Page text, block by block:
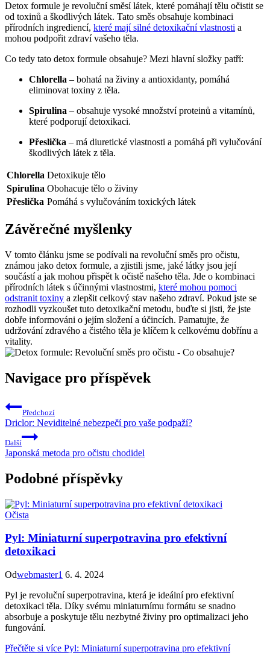
Detox formule je revoluční směsí látek, které pomáhají tělu očistit se
od toxinů a škodlivých látek. Tato směs obsahuje kombinaci
přírodních ingrediencí, které mají silné detoxikační vlastnosti a
mohou podpořit zdraví vašeho těla.
Co tedy tato detox formule obsahuje? Mezi hlavní složky patří:
Chlorella – bohatá na živiny a antioxidanty, pomáhá
eliminovat toxiny z těla.
Spirulina – obsahuje vysoké množství proteinů a vitamínů,
které podporují detoxikaci.
Přeslička – má diuretické vlastnosti a pomáhá při vylučování
škodlivých látek z těla.
Chlorella Detoxikuje tělo
Spirulina Obohacuje tělo o živiny
Přeslička Pomáhá s vylučováním toxických látek
Závěrečné myšlenky
V tomto článku jsme se podívali na revoluční směs pro očistu,
známou jako detox formule, a zjistili jsme, jaké látky jsou její
součástí a jak mohou přispět k očistě našeho těla. Jde o kombinaci
přírodních látek s účinnými vlastnostmi, které mohou pomoci
odstranit toxiny a zlepšit celkový stav našeho zdraví. Pokud jste se
rozhodli vyzkoušet tuto detoxikační metodu, buďte si jisti, že jste
dobře informováni o jejím složení a účincích. Pamatujte, že
udržování zdravého a čistého těla je klíčem k celkovému dobřínu a
vitality.
Navigace pro příspěvek
Předchozí
Driclor: Neviditelné nebezpečí pro vaše podpaží?
Další
Japonská metoda pro očistu chodidel
Podobné příspěvky
Očista
Pyl: Miniaturní superpotravina pro efektivní
detoxikaci
Odwebmaster1 6. 4. 2024
Pyl je revoluční superpotravina, která je ideální pro efektivní
detoxikaci těla. Díky svému miniaturnímu formátu se snadno
absorbuje a poskytuje tělu nezbytné živiny pro optimalizaci jeho
fungování.
Přečtěte si více Pyl: Miniaturní superpotravina pro efektivní